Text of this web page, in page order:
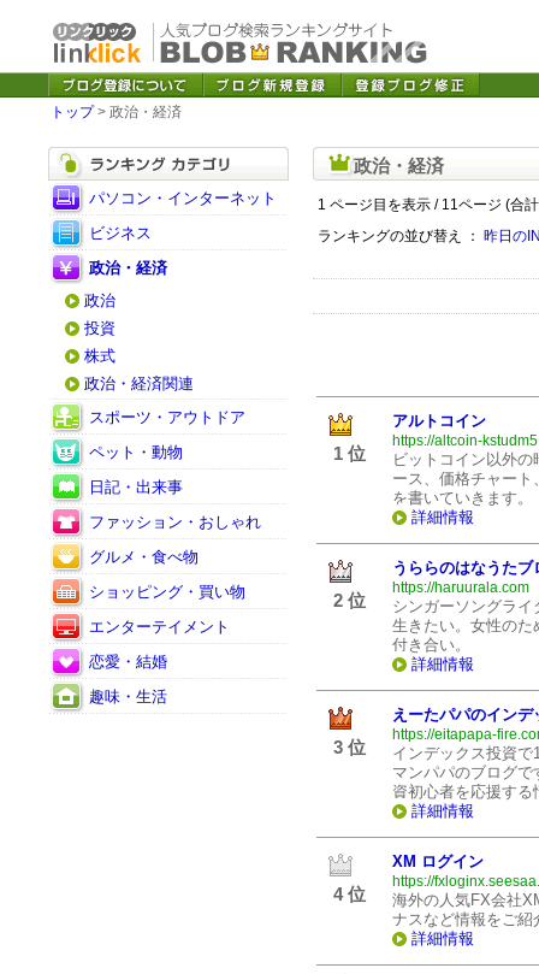
トップ> 政治・経済
パソコン・インターネット
ビジネス
政治・経済
政治
投資
株式
政治・経済関連
スポーツ・アウトドア
ペット・動物
日記・出来事
ファッション・おしゃれ
グルメ・食べ物
ショッピング・買い物
エンターテイメント
恋愛・結婚
趣味・生活
政治・経済
1 ページ目を表示 / 11ページ (合
ランキングの並び替え ： 昨日の
1 位
アルトコイン
https://altcoin-
ビットコイン以外
ース、価格チャー
を書いていきます。
詳細情報
2 位
うららのはなうたブ
https://haruurala.com
シンガーソングラ
生きたい。女性の
付き合い。
詳細情報
3 位
えーたパパのイン
https://eitapapa-
インデックス投資
マンパパのブログ
資初心者を応援す
詳細情報
4 位
XM ログイン
https://
海外の人気FX会社
ナスなど情報をご紹
詳細情報